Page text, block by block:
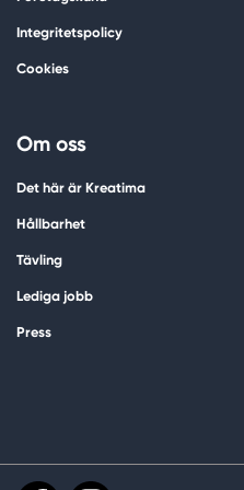
Integritetspolicy
Cookies
Om oss
Det här är Kreatima
Hållbarhet
Tävling
Lediga jobb
Press